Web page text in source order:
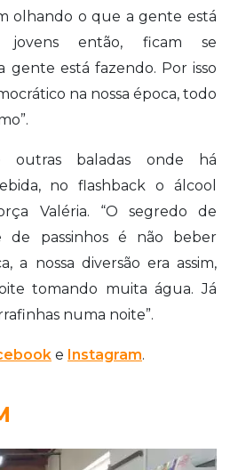
olhando o que a gente está
jovens então, ficam se
está fazendo. Por isso
na nossa época, todo
baladas onde há
no flashback o álcool
Valéria. “O segredo de
de passinhos é não beber
a nossa diversão era assim,
tomando muita água. Já
numa noite”.
e Instagram.